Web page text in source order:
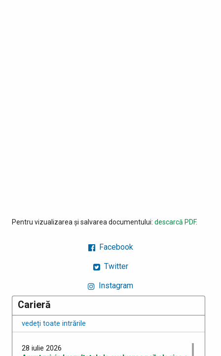
Pentru vizualizarea și salvarea documentului: descarcă PDF.
Facebook
Twitter
Instagram
Carieră
vedeți toate intrările
28 iulie 2026